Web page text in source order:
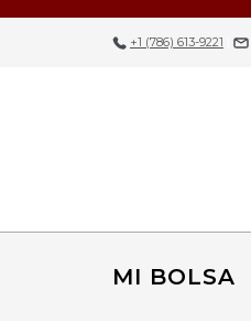
+1 (786) 613-9221
MI BOLSA